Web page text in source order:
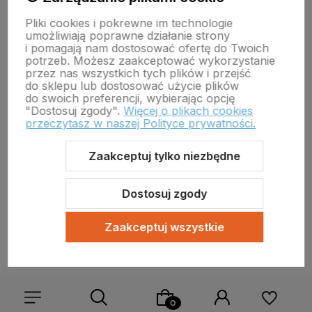
zielonagora.wiw@wet.zgora.pl
GŁÓWNY INSPEKTORAT WETERYNARII
OBRÓT DETALICZNY PRODUKTAMI OTC NA ODLEGŁOŚĆ
Sklep internetowy Shoper Premium
Szablon Shoper Modern 3.0™
Pliki cookies i pokrewne im technologie
umożliwiają poprawne działanie strony
i pomagają nam dostosować ofertę do Twoich
potrzeb. Możesz zaakceptować wykorzystanie
przez nas wszystkich tych plików i przejść
do sklepu lub dostosować użycie plików
do swoich preferencji, wybierając opcję
"Dostosuj zgody". Więcej o plikach cookies
przeczytasz w naszej Polityce prywatności.
Zaakceptuj tylko niezbędne
Dostosuj zgody
Zaakceptuj wszystkie